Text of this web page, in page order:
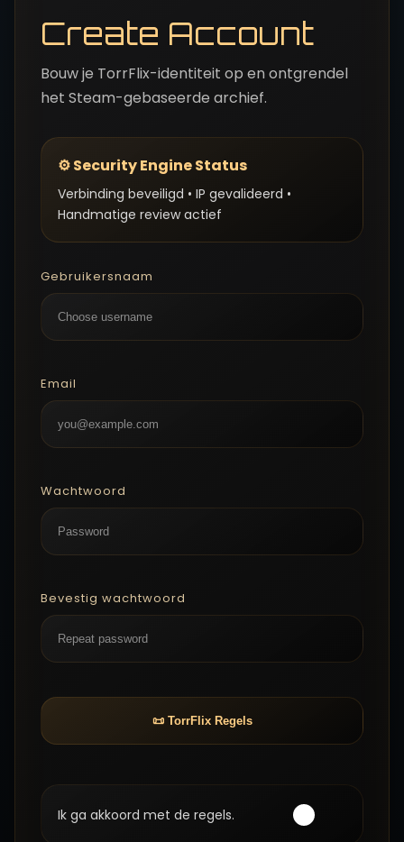
Create Account
Bouw je TorrFlix-identiteit op en ontgrendel
het Steam-gebaseerde archief.
⚙ Security Engine Status
Verbinding beveiligd • IP gevalideerd •
Handmatige review actief
Gebruikersnaam
Email
Wachtwoord
Bevestig wachtwoord
📜 TorrFlix Regels
Ik ga akkoord met de regels.